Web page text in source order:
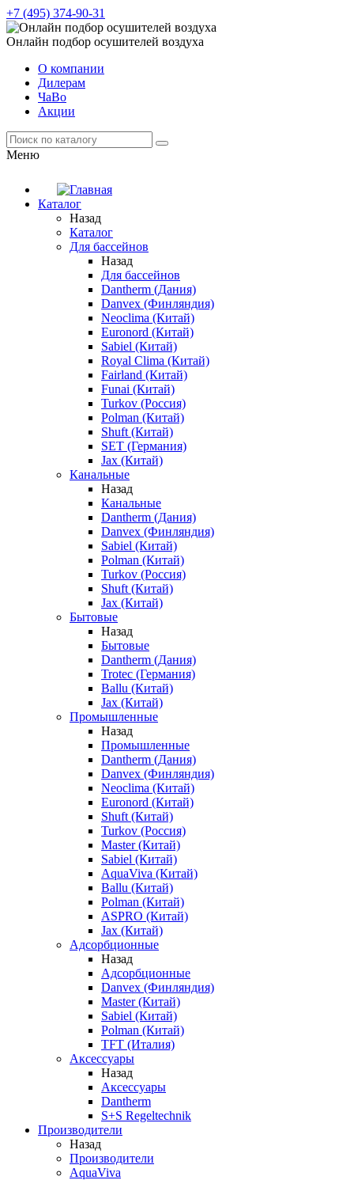
+7 (495) 374-90-31
Онлайн подбор осушителей воздуха
О компании
Дилерам
ЧаВо
Акции
Меню
Каталог
Назад
Каталог
Для бассейнов
Назад
Для бассейнов
Dantherm (Дания)
Danvex (Финляндия)
Neoclima (Китай)
Euronord (Китай)
Sabiel (Китай)
Royal Clima (Китай)
Fairland (Китай)
Funai (Китай)
Turkov (Россия)
Polman (Китай)
Shuft (Китай)
SET (Германия)
Jax (Китай)
Канальные
Назад
Канальные
Dantherm (Дания)
Danvex (Финляндия)
Sabiel (Китай)
Polman (Китай)
Turkov (Россия)
Shuft (Китай)
Jax (Китай)
Бытовые
Назад
Бытовые
Dantherm (Дания)
Trotec (Германия)
Ballu (Китай)
Jax (Китай)
Промышленные
Назад
Промышленные
Dantherm (Дания)
Danvex (Финляндия)
Neoclima (Китай)
Euronord (Китай)
Shuft (Китай)
Turkov (Россия)
Master (Китай)
Sabiel (Китай)
AquaViva (Китай)
Ballu (Китай)
Polman (Китай)
ASPRO (Китай)
Jax (Китай)
Адсорбционные
Назад
Адсорбционные
Danvex (Финляндия)
Master (Китай)
Sabiel (Китай)
Polman (Китай)
TFT (Италия)
Аксессуары
Назад
Аксессуары
Dantherm
S+S Regeltechnik
Производители
Назад
Производители
AquaViva